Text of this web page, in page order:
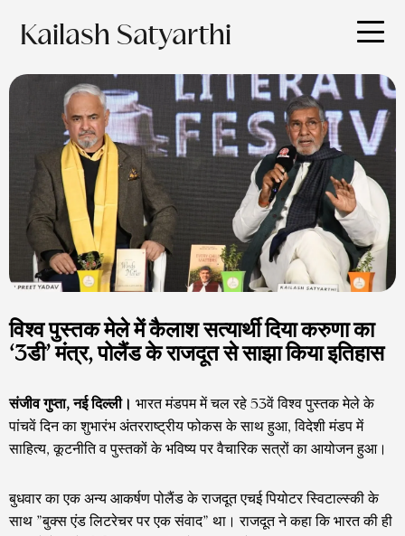
Kailash Satyarthi
विश्व पुस्तक मेले में कैलाश सत्यार्थी दिया करुणा का
‘3डी’ मंत्र, पोलैंड के राजदूत से साझा किया इतिहास
संजीव गुप्ता, नई दिल्ली।
भारत मंडपम में चल रहे 53वें विश्व पुस्तक मेले के
पांचवें दिन का शुभारंभ अंतरराष्ट्रीय फोकस के साथ हुआ, विदेशी मंडप में
साहित्य, कूटनीति व पुस्तकों के भविष्य पर वैचारिक सत्रों का आयोजन हुआ।
बुधवार का एक अन्य आकर्षण पोलैंड के राजदूत एचई पियोटर स्विटाल्स्की के
साथ ”बुक्स एंड लिटरेचर पर एक संवाद” था। राजदूत ने कहा कि भारत की ही